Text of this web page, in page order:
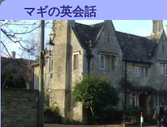
マギの英会話